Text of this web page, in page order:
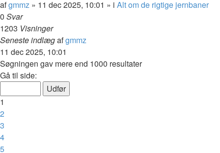
afgmmz » 11 dec 2025, 10:01 » i Alt om de rigtige jernbaner
0 Svar
1203 Visninger
Seneste indlægafgmmz
11 dec 2025, 10:01
Søgningen gav mere end 1000 resultater
Side
af
40
Gå til side:
1
2
3
4
5